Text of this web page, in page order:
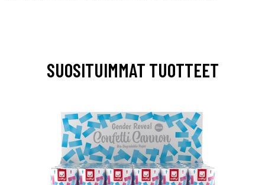
SUOSITUIMMAT TUOTTEET